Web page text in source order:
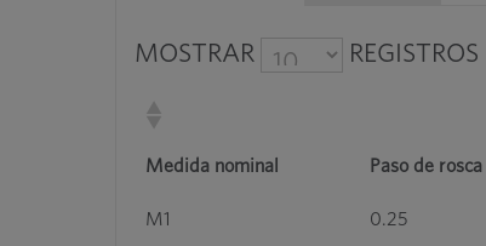
MOSTRAR REGISTROS
Medida nominal Paso de rosca
M1 0.25